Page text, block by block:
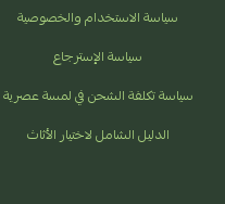
سياسة الاستخدام والخصوصية
سياسة الإسترجاع
سياسة تكلفة الشحن في لمسة عصرية
الدليل الشامل لاختيار الأثاث